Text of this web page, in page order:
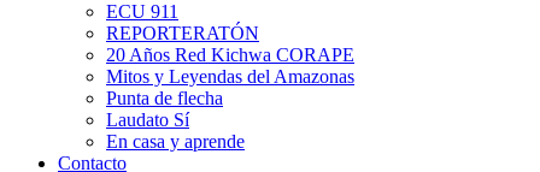
ECU 911
REPORTERATÓN
20 Años Red Kichwa CORAPE
Mitos y Leyendas del Amazonas
Punta de flecha
Laudato Sí
En casa y aprende
Contacto